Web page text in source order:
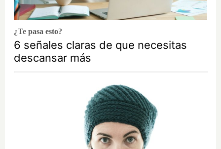
¿Te pasa esto?
6 señales claras de que necesitas
descansar más